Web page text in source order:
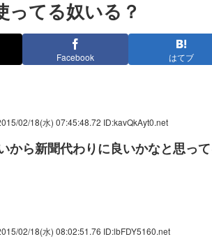
てる奴いる？
Facebook はてブ
02/18(水) 07:45:48.72 ID:kavQkAyt0.net
から新聞代わりに良いかなと思っ
02/18(水) 08:02:51.76 ID:lbFDY5160.net